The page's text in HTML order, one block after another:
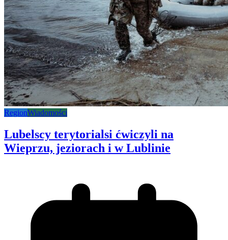
RegionWiadomości
Lubelscy terytorialsi ćwiczyli na
Wieprzu, jeziorach i w Lublinie